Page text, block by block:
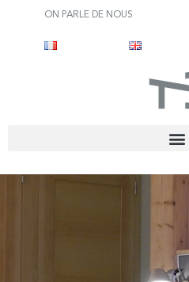
ON PARLE DE NOUS